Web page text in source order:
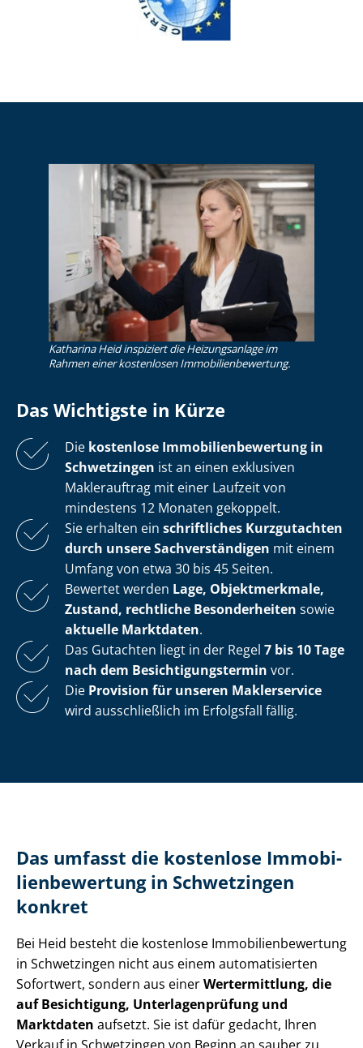
Katharina Heid inspiziert die Heizungsanlage im
Rahmen einer kostenlosen Im­mo­bi­li­en­be­wer­tung.
Das Wichtigste in Kürze
Die kostenlose Im­mo­bi­li­en­be­wer­tung in
Schwetzingen ist an einen exklusiven
Maklerauftrag mit einer Laufzeit von
mindestens 12 Monaten gekoppelt.
Sie erhalten ein schriftliches Kurzgutachten
durch unsere Sach­ver­stän­di­gen mit einem
Umfang von etwa 30 bis 45 Seiten.
Bewertet werden Lage, Objektmerkmale,
Zustand, rechtliche Besonderheiten sowie
aktuelle Marktdaten.
Das Gutachten liegt in der Regel 7 bis 10 Tage
nach dem Be­sich­ti­gungs­ter­min vor.
Die Provision für unseren Maklerservice
wird ausschließlich im Erfolgsfall fällig.
Das umfasst die kostenlose Im­mo­bi­
li­en­be­wer­tung in Schwetzingen
konkret
Bei Heid besteht die kostenlose Im­mo­bi­li­en­be­wer­tung
in Schwetzingen nicht aus einem automatisierten
Sofortwert, sondern aus einerWertermittlung, die
auf Besichtigung, Un­ter­la­gen­prü­fung und
Marktdaten aufsetzt. Sie ist dafür gedacht, Ihren